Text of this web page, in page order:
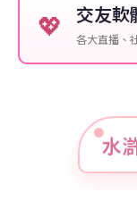
💖 交友軟
各大直播、
水